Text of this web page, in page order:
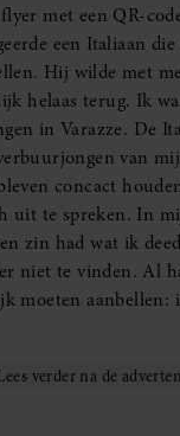
met een QR-
een Italiaan
Hij wilde met
helaas terug. Ik
in Varazze. De
van
concact
uit te spreken. In
zin had wat ik
niet te vinden. Al
moeten aanbellen: